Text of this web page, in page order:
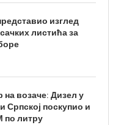
изглед
листића за
на возаче: Дизел у
Српској поскупио и
по литру